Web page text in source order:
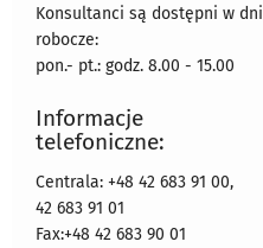
Konsultanci są dostępni w dni
robocze:
pon.- pt.: godz. 8.00 - 15.00
Informacje
telefoniczne:
Centrala: +48 42 683 91 00,
42 683 91 01
Fax:+48 42 683 90 01